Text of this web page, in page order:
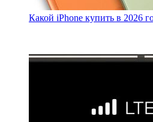
Какой iPhone купить в 2026